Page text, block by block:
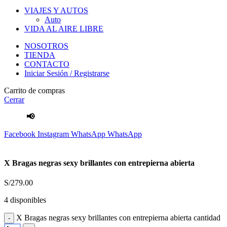
VIAJES Y AUTOS
Auto
VIDA AL AIRE LIBRE
NOSOTROS
TIENDA
CONTACTO
Iniciar Sesión / Registrarse
Carrito de compras
Cerrar
📢
Facebook Instagram WhatsApp WhatsApp
X Bragas negras sexy brillantes con entrepierna abierta
S/279.00
4 disponibles
X Bragas negras sexy brillantes con entrepierna abierta cantidad